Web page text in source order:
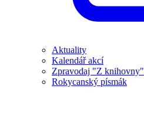
Aktuality
Kalendář akcí
Zpravodaj "Z knihovny"
Rokycanský písmák